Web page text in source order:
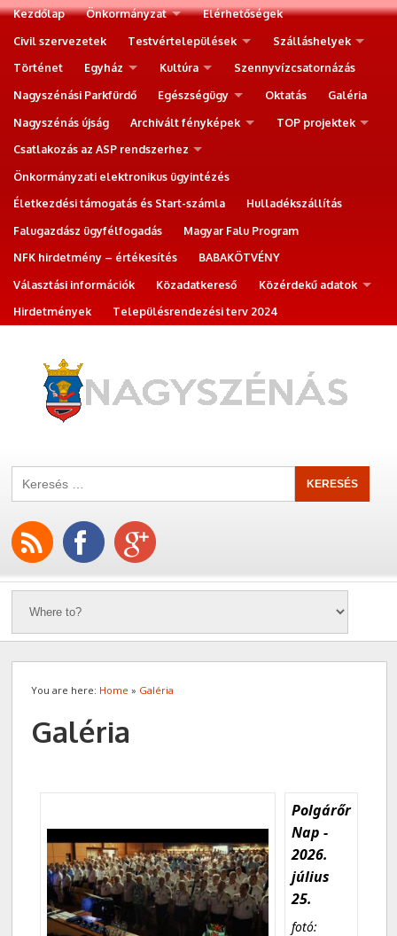
Kezdőlap Önkormányzat
Elérhetőségek
Civil szervezetek
Testvértelepülések
Szálláshelyek
Történet
Egyház Kultúra
Szennyvízcsatornázás
Nagyszénási Parkfürdő
Egészségügy Oktatás
Galéria
Nagyszénás újság
Archivált fényképek
TOP projektek
Csatlakozás az ASP rendszerhez
Önkormányzati elektronikus ügyintézés
Életkezdési támogatás és Start-számla
Hulladékszállítás
Falugazdász ügyfélfogadás
Magyar Falu Program
NFK hirdetmény – értékesítés
BABAKÖTVÉNY
Választási információk
Közadatkereső
Közérdekű adatok
Hirdetmények
Településrendezési terv 2024
You are here: Home » Galéria
Galéria
Polgárőr
Nap -
2026.
július
25.
fotó: